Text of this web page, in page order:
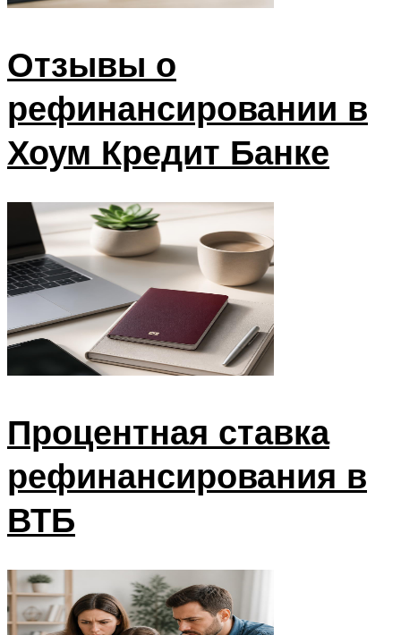
Отзывы о
рефинансировании в
Хоум Кредит Банке
Процентная ставка
рефинансирования в
ВТБ